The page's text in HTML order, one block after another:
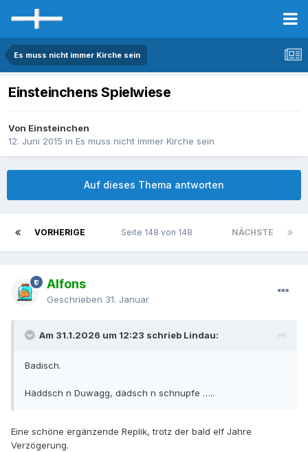
Es muss nicht immer Kirche sein
Einsteinchens Spielwiese
Von Einsteinchen
12. Juni 2015 in Es muss nicht immer Kirche sein
Auf dieses Thema antworten
VORHERIGE NÄCHSTE
Seite 148 von 148
Alfons
Geschrieben 31. Januar
Am 31.1.2026 um 12:23 schrieb Lindau:
Badisch.
Häddsch n Duwagg, dädsch n schnupfe …..
Eine schöne ergänzende Replik, trotz der bald elf Jahre
Verzögerung.